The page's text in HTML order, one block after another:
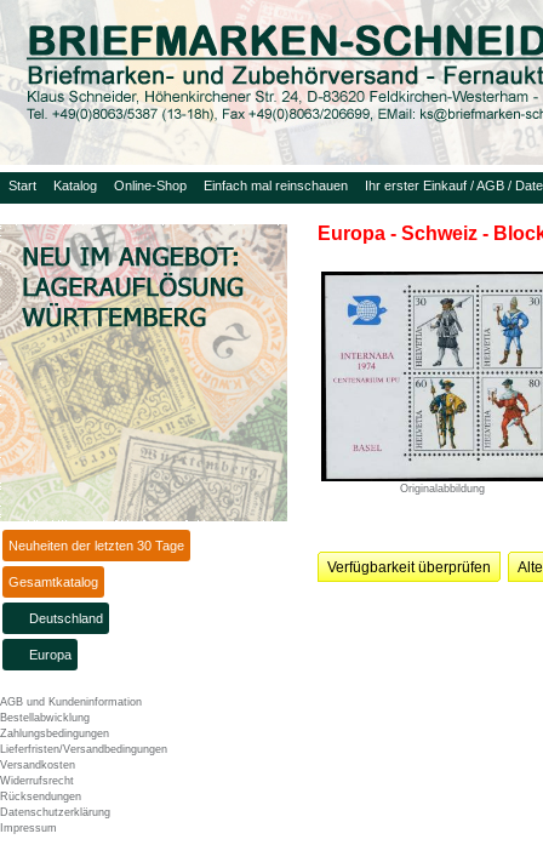
Start Katalog Online-Shop Einfach mal reinschauen Ihr erster Einkauf / AGB /
Neuheiten der letzten 30 Tage
Gesamtkatalog
Deutschland
Europa
AGB und Kundeninformation
Bestellabwicklung
Zahlungsbedingungen
Lieferfristen/Versandbedingungen
Versandkosten
Widerrufsrecht
Rücksendungen
Datenschutzerklärung
Impressum
Europa - Schweiz -
Originalabbildung
Verfügbarkeit überprüfen